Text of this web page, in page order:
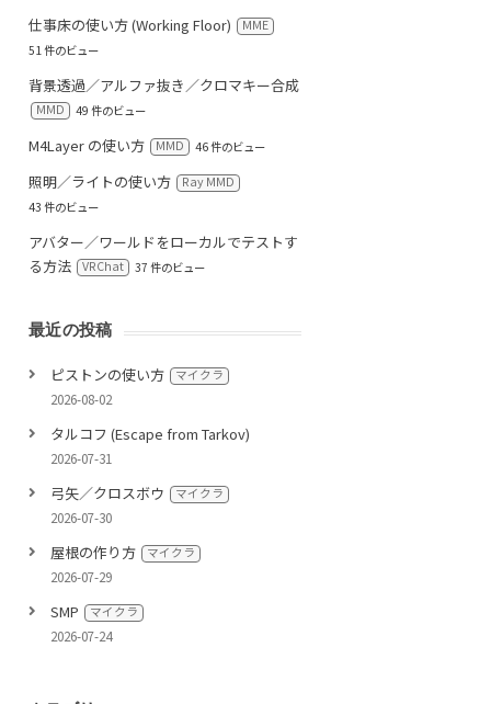
仕事床の使い方 (Working Floor)
MME
51 件のビュー
背景透過／アルファ抜き／クロマキー合成
MMD 49 件のビュー
M4Layer の使い方 MMD 46 件のビュー
照明／ライトの使い方
Ray MMD
43 件のビュー
アバター／ワールドをローカルでテストす
る方法
VRChat 37 件のビュー
最近の投稿
ピストンの使い方 マイクラ
2026-08-02
タルコフ (Escape from Tarkov)
2026-07-31
弓矢／クロスボウ マイクラ
2026-07-30
屋根の作り方 マイクラ
2026-07-29
SMP マイクラ
2026-07-24